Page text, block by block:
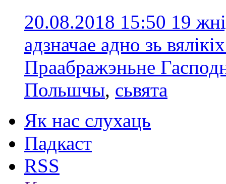
20.08.2018 15:50 19
адзначае адно зь
Праабражэньне
Польшчы, сьвята
Як нас слухаць
Падкаст
RSS